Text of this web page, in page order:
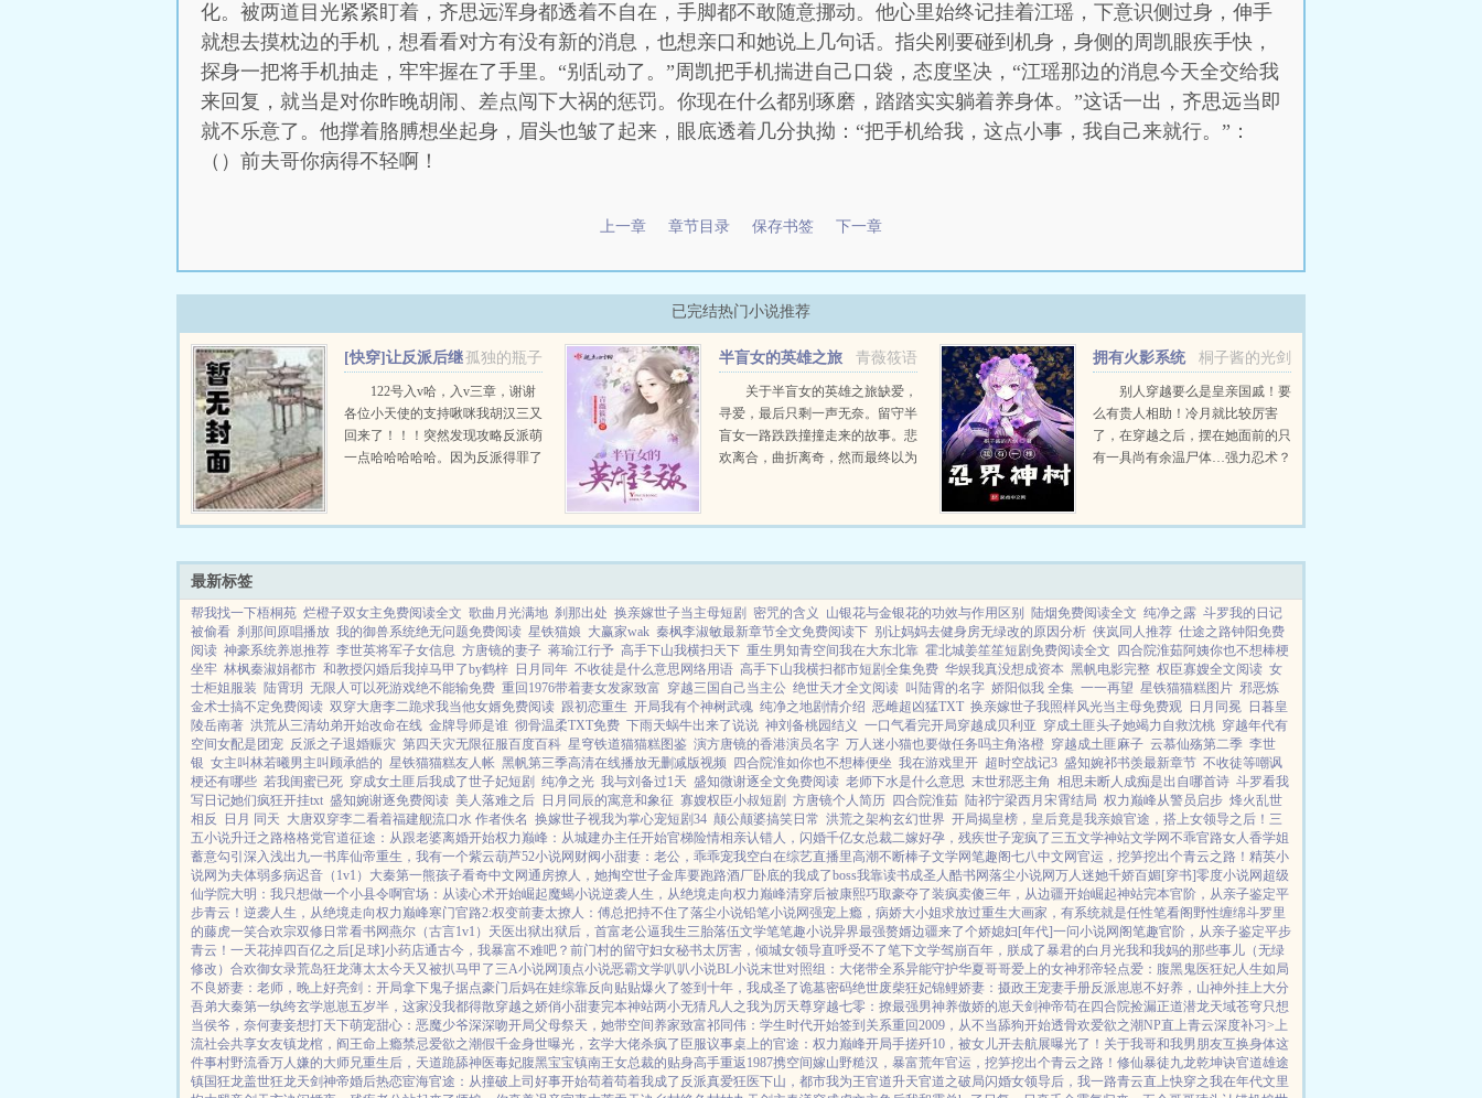
化。被两道目光紧紧盯着，齐思远浑身都透着不自在，手脚都不敢随意挪动。他心里始终记挂着江瑶，下意识侧过身，伸手
就想去摸枕边的手机，想看看对方有没有新的消息，也想亲口和她说上几句话。指尖刚要碰到机身，身侧的周凯眼疾手快，
探身一把将手机抽走，牢牢握在了手里。“别乱动了。”周凯把手机揣进自己口袋，态度坚决，“江瑶那边的消息今天全交给我
来回复，就当是对你昨晚胡闹、差点闯下大祸的惩罚。你现在什么都别琢磨，踏踏实实躺着养身体。”这话一出，齐思远当即
就不乐意了。他撑着胳膊想坐起身，眉头也皱了起来，眼底透着几分执拗：“把手机给我，这点小事，我自己来就行。”：
（）前夫哥你病得不轻啊！
上一章 章节目录 保存书签 下一章
已完结热门小说推荐
孤独的瓶子
[快穿]让反派后继
有人吧！
122号入v哈，入v三章，谢谢
各位小天使的支持啾咪我胡汉三又
回来了！！！突然发现攻略反派萌
一点哈哈哈哈哈。因为反派得罪了
者一直的风格，轻松不虐，看文的
青薇筱语
半盲女的英雄之旅
关于半盲女的英雄之旅缺爱，
寻爱，最后只剩一声无奈。留守半
盲女一路跌跌撞撞走来的故事。悲
欢离合，曲折离奇，然而最终以为
经周折，当楚丽华终于明白创伤不
桐子酱的光剑
拥有火影系统
的我才不是男孩子
别人穿越要么是皇亲国戚！要
么有贵人相助！冷月就比较厉害
了，在穿越之后，摆在她面前的只
有一具尚有余温尸体…强力忍术？
题只有一个…那就是...
最新标签
帮我找一下梧桐苑 烂橙子双女主免费阅读全文 歌曲月光满地 刹那出处 换亲嫁世子当主母短剧 密咒的含义 山银花与金银花的功效与作用区别 陆烟免费阅读全文 纯净之露 斗罗我的日记
被偷看 刹那间原唱播放 我的御兽系统绝无问题免费阅读 星铁猫娘 大赢家wak 秦枫李淑敏最新章节全文免费阅读下 别让妈妈去健身房无绿改的原因分析 侠岚同人推荐 仕途之路钟阳免费
阅读 神豪系统养崽推荐 李世英将军子女信息 方唐镜的妻子 蒋瑜江行予 高手下山我横扫天下 重生男知青空间我在大东北靠 霍北城姜笙笙短剧免费阅读全文
四合院淮茹阿姨你也不想棒梗
坐牢 林枫秦淑娟都市 和教授闪婚后我掉马甲了by鹤梓 日月同年 不收徒是什么意思网络用语 高手下山我横扫都市短剧全集免费 华娱我真没想成资本 黑帆电影完整 权臣寡嫂全文阅读 女
士柜姐服装 陆霄玥 无限人可以死游戏绝不能输免费 重回1976带着妻女发家致富 穿越三国自己当主公 绝世天才全文阅读 叫陆霄的名字 娇阳似我 全集 一一再望 星铁猫猫糕图片 邪恶炼
金术士搞不定免费阅读 双穿大唐李二跪求我当他女婿免费阅读 跟初恋重生 开局我有个神树武魂 纯净之地剧情介绍 恶雌超凶猛TXT 换亲嫁世子我照样风光当主母免费观 日月同冕 日暮皇
陵岳南著 洪荒从三清幼弟开始改命在线 金牌导师是谁 彻骨温柔TXT免费 下雨天蜗牛出来了说说 神刘备桃园结义 一口气看完开局穿越成贝利亚 穿成土匪头子她竭力自救沈桃 穿越年代有
空间女配是团宠 反派之子退婚赈灾 第四天灾无限征服百度百科 星穹铁道猫猫糕图鉴 演方唐镜的香港演员名字 万人迷小猫也要做任务吗主角洛橙 穿越成土匪麻子 云慕仙殇第二季 李世
银 女主叫林若曦男主叫顾承皓的 星铁猫猫糕友人帐 黑帆第三季高清在线播放无删减版视频 四合院淮如你也不想棒便坐 我在游戏里开 超时空战记3 盛知婉祁书羡最新章节 不收徒等嘲讽
梗还有哪些 若我闺蜜已死 穿成女土匪后我成了世子妃短剧 纯净之光 我与刘备过1天 盛知微谢逐全文免费阅读 老师下水是什么意思 末世邪恶主角 相思未断人成痴是出自哪首诗 斗罗看我
写日记她们疯狂开挂txt 盛知婉谢逐免费阅读 美人落难之后 日月同辰的寓意和象征 寡嫂权臣小叔短剧 方唐镜个人简历 四合院淮茹 陆祁宁梁西月宋霄结局 权力巅峰从警员启步 烽火乱世
相反
日月 同天 大唐双穿李二看着福建舰流口水 作者佚名 换嫁世子视我为掌心宠短剧34 颠公颠婆搞笑日常 洪荒之架构玄幻世界 开局揭皇榜，皇后竟是我亲娘官途，搭上女领导之后！ 三
五小说升迁之路格格党官道征途：从跟老婆离婚开始权力巅峰：从城建办主任开始官梯险情相亲认错人，闪婚千亿女总裁二嫁好孕，残疾世子宠疯了 三五文学神站文学网不乖官路女人香学姐
蓄意勾引 深入浅出 九一书库仙帝重生，我有一个紫云葫芦52小说网 财阀小甜妻：老公，乖乖宠我空白在综艺直播里高潮不断棒子文学网笔趣阁七八中文网官运，挖笋挖出个青云之路！ 精英小
说网 为夫体弱多病迟音（1v1） 大秦第一熊孩子看奇中文网通房撩人，她掏空世子金库要跑路酒厂卧底的我成了boss我靠读书成圣人酷书网落尘小说网万人迷她千娇百媚[穿书]零度小说网 超级
仙学院大明：我只想做一个小县令啊官场：从读心术开始崛起魔蝎小说逆袭人生，从绝境走向权力巅峰清穿后被康熙巧取豪夺了装疯卖傻三年，从边疆开始崛起神站完本官阶，从亲子鉴定平
步青云！ 逆袭人生，从绝境走向权力巅峰寒门官路2:权变前妻太撩人：傅总把持不住了落尘小说铅笔小说网强宠上瘾，病娇大小姐求放过重生大画家，有系统就是任性笔看阁 野性缠绵斗罗里
的藤虎一笑合欢宗双修日常看书网燕尔（古言1v1） 天医出狱出狱后，首富老公逼我生三胎落伍文学笔笔趣小说异界最强赘婿边疆来了个娇媳妇[年代]一问小说网 阁笔趣官阶，从亲子鉴定平步
青云！ 一天花掉四百亿之后[足球]小药店通古今，我暴富不难吧？ 前门村的留守妇女秘书太厉害，倾城女领导直呼受不了笔下文学驾崩百年，朕成了暴君的白月光我和我妈的那些事儿（无绿
修改） 合欢御女录荒岛狂龙薄太太今天又被扒马甲了 三A小说网顶点小说恶霸文学叭叭小说BL小说末世对照组：大佬带全系异能守护华夏哥哥爱上的女神邪帝轻点爱：腹黑鬼医狂妃人生如局
不良娇妻：老师，晚上好亮剑：开局拿下鬼子据点豪门后妈在娃综靠反向贴贴爆火了签到十年，我成圣了诡墓密码绝世废柴狂妃锦鲤娇妻：摄政王宠妻手册反派崽崽不好养，山神外挂上大分
吾弟大秦第一纨绔玄学崽崽五岁半，这家没我都得散穿越之娇俏小甜妻完本神站两小无猜凡人之我为厉天尊穿越七零：撩最强男神养傲娇的崽天剑神帝苟在四合院捡漏正道潜龙天域苍穹只想
当侯爷，奈何妻妾想打天下萌宠甜心：恶魔少爷深深吻开局父母祭天，她带空间养家致富祁同伟：学生时代开始签到关系重回2009，从不当舔狗开始透骨欢爱欲之潮NP直上青云深度补习>上
流社会共享女友镇龙棺，阎王命上瘾禁忌爱欲之潮假千金身世曝光，玄学大佬杀疯了 臣服议事桌上的官途：权力巅峰开局手搓歼10，被女儿开去航展曝光了！ 关于我哥和我男朋友互换身体这
件事村野流香万人嫌的大师兄重生后，天道跪舔神医毒妃腹黑宝宝镇南王女总裁的贴身高手重返1987携空间嫁山野糙汉，暴富荒年官运，挖笋挖出个青云之路！ 修仙暴徒九龙乾坤诀官道雄途
镇国狂龙盖世狂龙天剑神帝婚后热恋宦海官途：从撞破上司好事开始苟着苟着我成了反派真爱狂医下山，都市我为王官道升天官道之破局闪婚女领导后，我一路青云直上快穿之我在年代文里